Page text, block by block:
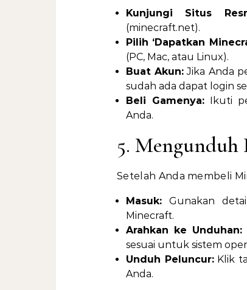
Kunjungi Situs
(minecraft.net).
Pilih ‘Dapatkan
(PC, Mac, atau Linux).
Buat Akun: Jika Anda
sudah ada dapat login
Beli Gamenya: Ikuti
Anda.
5.
Setelah Anda membeli
Masuk: Gunakan
Minecraft.
Arahkan ke Unduhan:
sesuai untuk sistem
Unduh Peluncur:Klik
Anda.